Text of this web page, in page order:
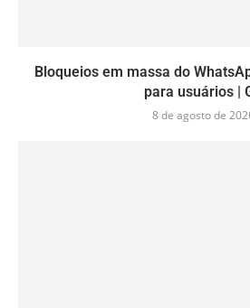
Bloqueios em massa do
para usuários |
8 de agosto de